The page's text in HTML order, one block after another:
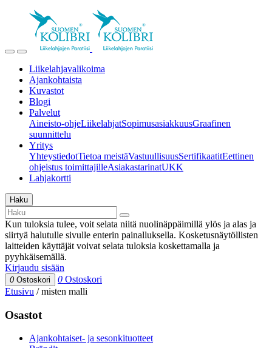
Liikelahjavalikoima
Ajankohtaista
Kuvastot
Blogi
Palvelut
Aineisto-ohjeLiikelahjatSopimusasiakkuusGraafinen
suunnittelu
Yritys
YhteystiedotTietoa meistäVastuullisuusSertifikaatitEettinen
ohjeistus toimittajilleAsiakastarinatUKK
Lahjakortti
Haku
Kun tuloksia tulee, voit selata niitä nuolinäppäimillä ylös ja alas ja
siirtyä halutulle sivulle enterin painalluksella. Kosketusnäytöllisten
laitteiden käyttäjät voivat selata tuloksia koskettamalla ja
pyyhkäisemällä.
Kirjaudu sisään
0 Ostoskori 0 Ostoskori
Etusivu /misten malli
Osastot
Ajankohtaiset- ja sesonkituotteet